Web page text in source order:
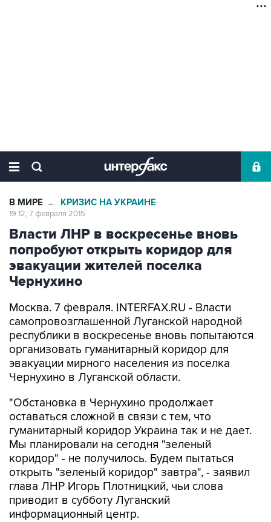
В МИРЕ → КРИЗИС НА УКРАИНЕ
19:12, 7 февраля 2015
Власти ЛНР в воскресенье вновь
попробуют открыть коридор для
эвакуации жителей поселка
Чернухино
Москва. 7 февраля. INTERFAX.RU - Власти
самопровозглашенной Луганской народной
республики в воскресенье вновь попытаются
организовать гуманитарный коридор для
эвакуации мирного населения из поселка
Чернухино в Луганской области.
"Обстановка в Чернухино продолжает
оставаться сложной в связи с тем, что
гуманитарный коридор Украина так и не дает.
Мы планировали на сегодня "зеленый
коридор" - не получилось. Будем пытаться
открыть "зеленый коридор" завтра", - заявил
глава ЛНР Игорь Плотницкий, чьи слова
приводит в субботу Луганский
информационный центр.